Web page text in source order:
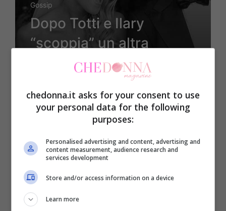
Gossip
Dopo Totti e Ilary
“scoppia” un altra
grande coppia con 4
figli al seguito, tifosi
sconvolti
11 Agosto 2024
chedonna.it asks for your consent to use
your personal data for the following
purposes:
Personalised advertising and content, advertising and
content measurement, audience research and
services development
Store and/or access information on a device
Learn more